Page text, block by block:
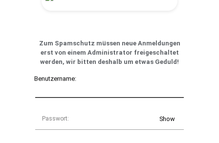
Zum Spamschutz müssen neue Anmeldungen
erst von einem Administrator freigeschaltet
werden, wir bitten deshalb um etwas Geduld!
Benutzername:
Show
Passwort: